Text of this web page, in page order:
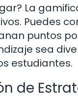
La
Puedes
puntos
sea
estudiantes.
de